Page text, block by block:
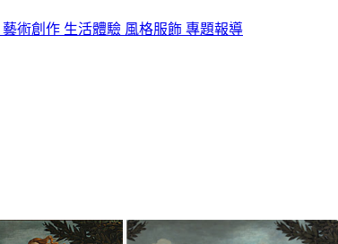
藝術創作 生活體驗 風格服飾 專題報導